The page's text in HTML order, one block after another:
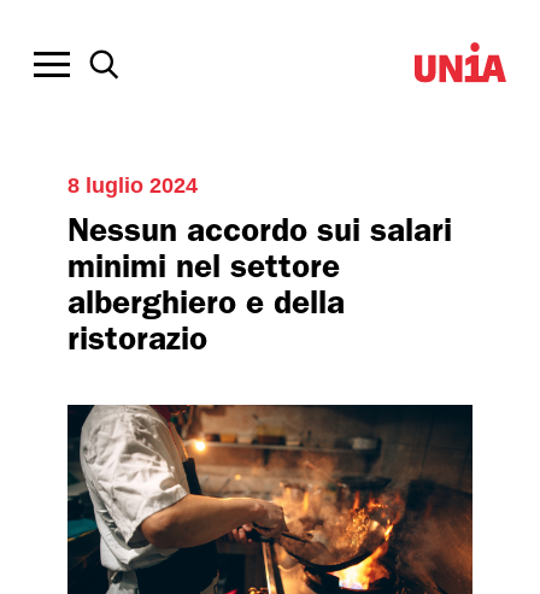
8 luglio 2024
Nessun accordo sui salari
minimi nel settore
alberghiero e della
ristorazio